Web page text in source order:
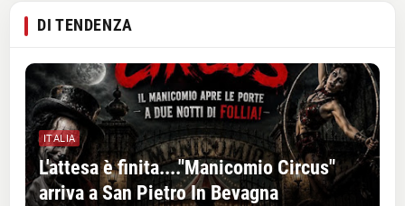
DI TENDENZA
ITALIA
L'attesa è finita...."Manicomio Circus"
arriva a San Pietro In Bevagna